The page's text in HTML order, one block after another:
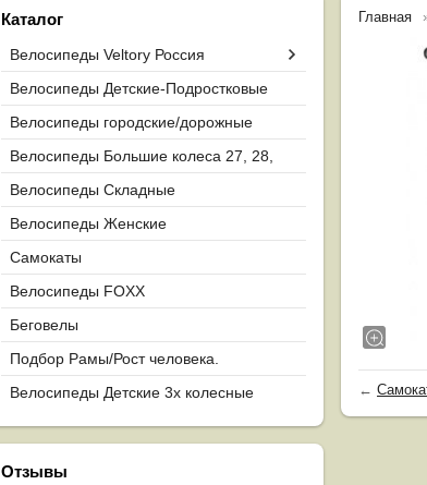
Каталог
Велосипеды Veltory Россия
Велосипеды Детские-Подростковые
Велосипеды городские/дорожные
Велосипеды Большие колеса 27, 28,
29
Велосипеды Складные
Велосипеды Женские
Самокаты
Велосипеды FOXX
Беговелы
Подбор Рамы/Рост человека.
Велосипеды Детские 3х колесные
Отзывы
Главная
←